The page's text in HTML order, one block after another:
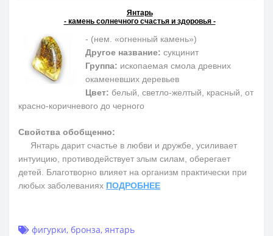
Янтарь
- камень солнечного счастья и здоровья -
- (нем. «огненный камень»)
Другое название: сукцинит
Группа: ископаемая смола древних
окаменевших деревьев
Цвет: белый, светло-желтый, красный, от
красно-коричневого до черного
Свойства обобщенно:
Янтарь дарит счастье в любви и дружбе, усиливает
интуицию, противодействует злым силам, оберегает
детей. Благотворно влияет на организм практически при
любых заболеваниях ПОДРОБНЕЕ
фигурки, бронза, янтарь